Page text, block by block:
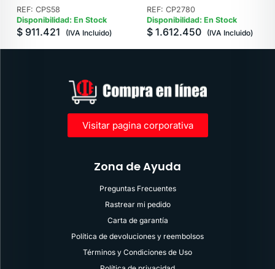
REF: CPS58
Disponibilidad: En Stock
$ 911.421 (IVA Incluido)
PISTOLA EMBRAGUE
POSITIVO 1/4″ HEX
CHICAGO PNEUMATIC
REF: CP2780
Disponibilidad: En Stock
$ 1.612.450 (IVA Incluido)
Visitar pagina corporativa
Zona de Ayuda
Preguntas Frecuentes
Rastrear mi pedido
Carta de garantía
Política de devoluciones y reembolsos
Términos y Condiciones de Uso